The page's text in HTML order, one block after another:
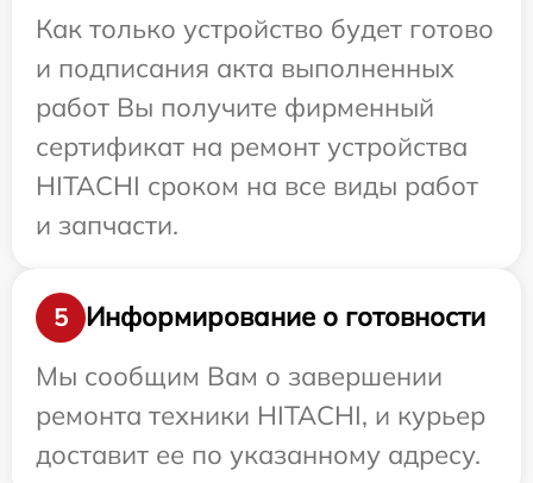
Как только устройство будет готово
и подписания акта выполненных
работ Вы получите фирменный
сертификат на ремонт устройства
HITACHI сроком на все виды работ
и запчасти.
5
Информирование о готовности
Мы сообщим Вам о завершении
ремонта техники HITACHI, и курьер
доставит ее по указанному адресу.